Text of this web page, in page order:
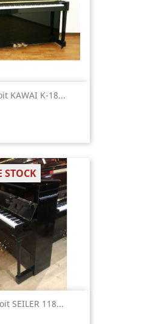
KAWAI K-18...
SEILER 118...
STOCK